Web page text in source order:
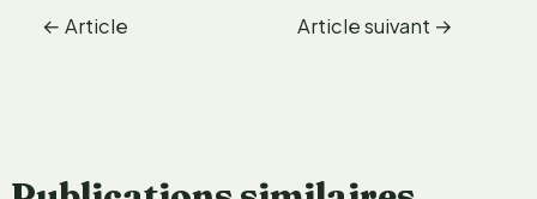
← Article
Article suivant →